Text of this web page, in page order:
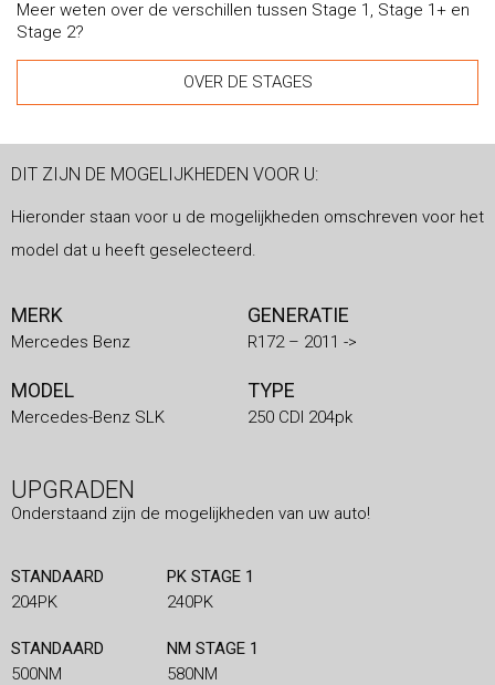
Meer weten over de verschillen tussen Stage 1, Stage 1+ en
Stage 2?
OVER DE STAGES
DIT ZIJN DE MOGELIJKHEDEN VOOR U:
Hieronder staan voor u de mogelijkheden omschreven voor het
model dat u heeft geselecteerd.
MERK
Mercedes Benz
GENERATIE
R172 – 2011 ->
MODEL
Mercedes-Benz SLK
TYPE
250 CDI 204pk
UPGRADEN
Onderstaand zijn de mogelijkheden van uw auto!
STANDAARD
204PK
PK STAGE 1
240PK
STANDAARD
500NM
NM STAGE 1
580NM